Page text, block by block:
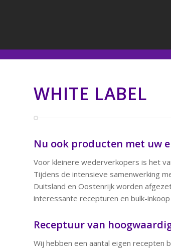
WHITE LABEL
Nu ook producten met uw
Voor kleinere wederverkopers is het
Tijdens de intensieve samenwerking
Duitsland en Oostenrijk worden
interessante recepturen en bulk-
Receptuur van
Wij hebben een aantal eigen recepten